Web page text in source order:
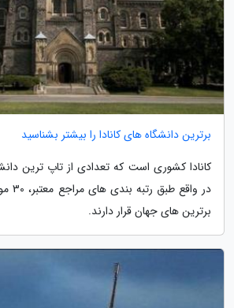
برترین دانشگاه های کانادا را بیشتر بشناسید
کانادا کشوری است که تعدادی از تاپ ترین
در
برترین های جهان قرار دارند.